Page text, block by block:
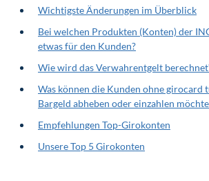
Wichtigste Änderungen im Überblick
Bei welchen Produkten (Konten) der
etwas für den Kunden?
Wie wird das Verwahrentgelt
Was können die Kunden ohne girocard
Bargeld abheben oder einzahlen
Empfehlungen Top-Girokonten
Unsere Top 5 Girokonten